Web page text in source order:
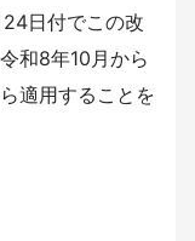
日付でこの改
和8年10月から
適用することを